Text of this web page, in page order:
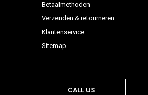
Betaalmethoden
Verzenden & retourneren
Klantenservice
Sitemap
CALL US